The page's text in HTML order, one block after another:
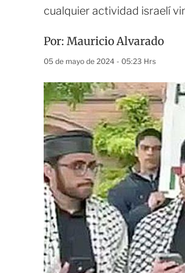
cualquier actividad israelí
Por: Mauricio Alvarado
05 de mayo de 2024 - 05:23 Hrs